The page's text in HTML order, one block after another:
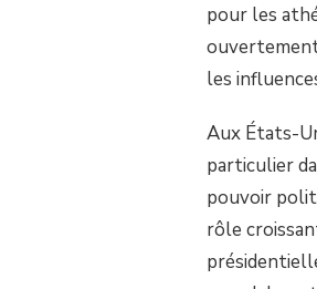
pour les
les
Aux États-
particulier
pouvoir
rôle